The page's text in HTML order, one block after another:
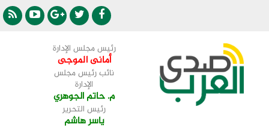
رئيس مجلس الإدارة
أمانى الموجى
نائب رئيس مجلس
الإدارة
م. حاتم الجوهري
رئيس التحرير
ياسر هاشم